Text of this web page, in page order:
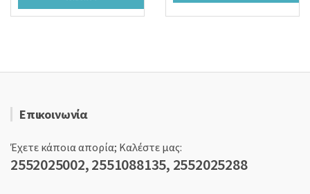
22,90 €.είναι:
27,90 €.
Επικοινωνία
Έχετε κάποια απορία; Καλέστε μας:
2552025002, 2551088135, 2552025288